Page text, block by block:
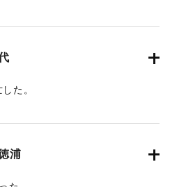
た。
浦